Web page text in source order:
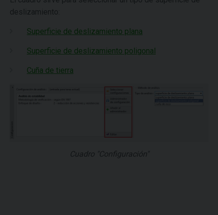
deslizamiento:
Superficie de deslizamiento plana
Superficie de deslizamiento poligonal
Cuña de tierra
Cuadro "Configuración"